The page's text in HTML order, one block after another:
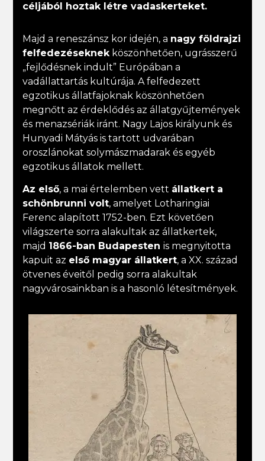
céljából hoztak létre vadaskerteket.
Majd a reneszánsz kor idején, a nagy földrajzi
felfedezéseknekköszönhetően, ugrásszerű
„fejlődésnek indult” Európában a
vadállattartás kultúrája. A felfedezett
egzotikus állatfajoknak köszönhetően
megnőtt az érdeklődés az állatgyűjtemények
és menazsériák iránt. Nagy Lajos királyunk és
Hunyadi Mátyás is tartott udvarában
oroszlánokat solymászmadarak és egyéb
egzotikus állatok mellett.
Az első, a mai értelemben vett állatkert a
schönbrunni volt, amelyet Lotharingiai
Ferenc alapított 1752-ben. Ezt követően
világszerte sorra alakultak az állatkertek,
majd 1866-ban Budapestenis megnyitotta
kapuit az első magyar állatkert, a XX. század
ötvenes éveitől pedig sorra alakultak
nagyvárosainkban is a hasonló létesítmények.